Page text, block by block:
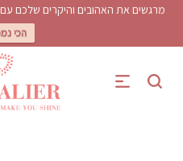
מרגשים את האהובים והיקרים שלכם
הכי